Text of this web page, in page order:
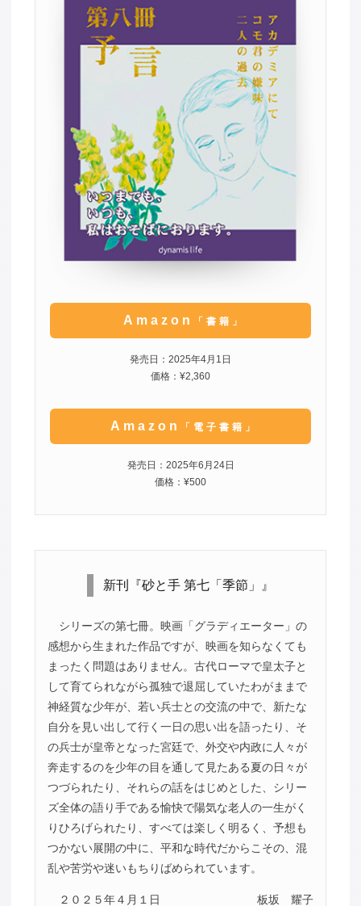
Amazon 「書籍」
発売日：2025年4月1日
価格：¥2,360
Amazon 「電子書籍」
発売日：2025年6月24日
価格：¥500
新刊『砂と手 第七「季節」』
シリーズの第七冊。映画「グラディエーター」の
感想から生まれた作品ですが、映画を知らなくても
まったく問題はありません。古代ローマで皇太子と
して育てられながら孤独で退屈していたわがままで
神経質な少年が、若い兵士との交流の中で、新たな
自分を見い出して行く一日の思い出を語ったり、そ
の兵士が皇帝となった宮廷で、外交や内政に人々が
奔走するのを少年の目を通して見たある夏の日々が
つづられたり、それらの話をはじめとした、シリー
ズ全体の語り手である愉快で陽気な老人の一生がく
りひろげられたり、すべては楽しく明るく、予想も
つかない展開の中に、平和な時代だからこその、混
乱や苦労や迷いもちりばめられています。
２０２５年４月１日 板坂 耀子